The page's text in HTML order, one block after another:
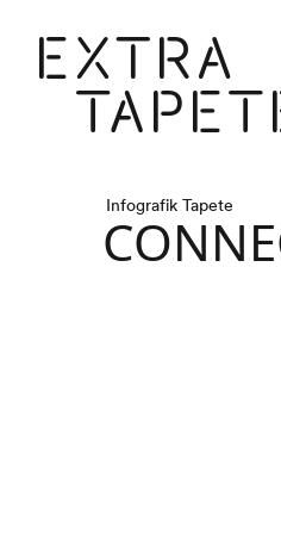
Infografik Tapete